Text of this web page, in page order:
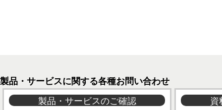
製品・サービスに関する各種お問い合わせ
製品・サービスのご確認
資